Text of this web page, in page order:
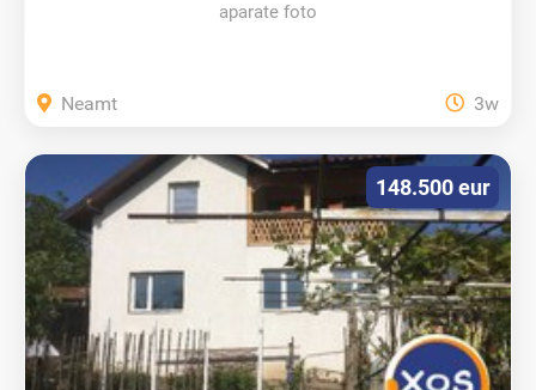
aparate foto
Neamt 3w
148.500 eur